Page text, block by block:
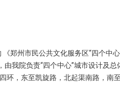
郑州市民公共文化服务区“四个中
我院负责“四个中心”城市设计及总
环，东至凯旋路，北起渠南路，南